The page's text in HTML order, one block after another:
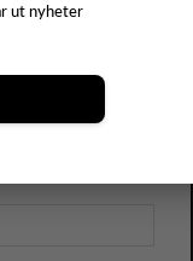
ut nyheter